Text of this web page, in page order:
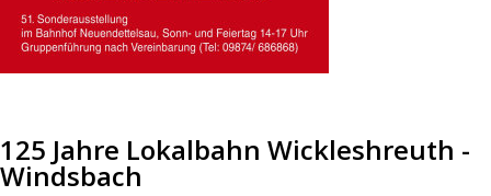
125 Jahre Lokalbahn Wickleshreuth -
Windsbach